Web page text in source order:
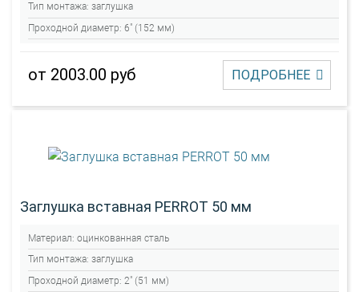
Тип монтажа: заглушка
Проходной диаметр: 6" (152 мм)
от 2003.00 руб ПОДРОБНЕЕ
Заглушка вставная PERROT 50 мм
Материал: оцинкованная сталь
Тип монтажа: заглушка
Проходной диаметр: 2" (51 мм)